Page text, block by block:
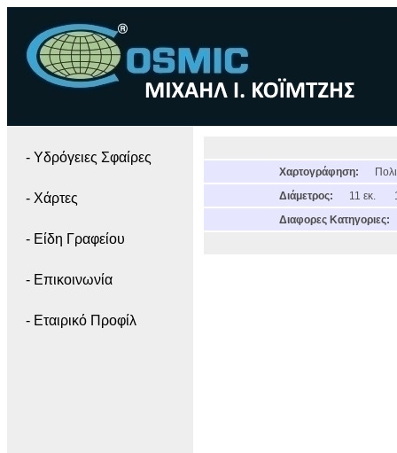
- Yδρόγειες Σφαίρες
- Χάρτες
- Είδη Γραφείου
- Επικοινωνία
- Εταιρικό Προφίλ
Χαρτογράφηση:
Διάμετρος:
11 εκ.
Διαφορες Κατηγοριες: